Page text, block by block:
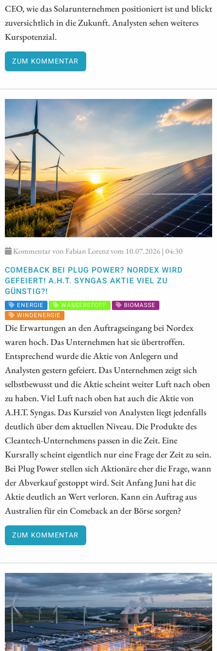
CEO, wie das Solarunternehmen positioniert ist und blickt
zuversichtlich in die Zukunft. Analysten sehen weiteres
Kurspotenzial.
ZUM KOMMENTAR
Kommentar von Fabian Lorenz vom 10.07.2026 | 04:30
COMEBACK BEI PLUG POWER? NORDEX WIRD
GEFEIERT! A.H.T. SYNGAS AKTIE VIEL ZU
GÜNSTIG?!
ENERGIE WASSERSTOFF
BIOMASSE
WINDENERGIE
Die Erwartungen an den Auftragseingang bei Nordex
waren hoch. Das Unternehmen hat sie übertroffen.
Entsprechend wurde die Aktie von Anlegern und
Analysten gestern gefeiert. Das Unternehmen zeigt sich
selbstbewusst und die Aktie scheint weiter Luft nach oben
zu haben. Viel Luft nach oben hat auch die Aktie von
A.H.T. Syngas. Das Kursziel von Analysten liegt jedenfalls
deutlich über dem aktuellen Niveau. Die Produkte des
Cleantech-Unternehmens passen in die Zeit. Eine
Kursrally scheint eigentlich nur eine Frage der Zeit zu sein.
Bei Plug Power stellen sich Aktionäre eher die Frage, wann
der Abverkauf gestoppt wird. Seit Anfang Juni hat die
Aktie deutlich an Wert verloren. Kann ein Auftrag aus
Australien für ein Comeback an der Börse sorgen?
ZUM KOMMENTAR